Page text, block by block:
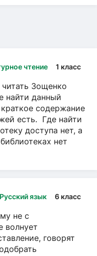
чтение 1 класс
Зощенко
найти данный
краткое содержание
есть. Где найти
доступа нет, а
нет
Русский язык 6 класс
не с
волнует
говорят